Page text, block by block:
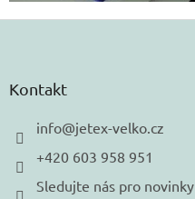
Kontakt
info@jetex-velko.cz
+420 603 958 951
Sledujte nás pro novinky